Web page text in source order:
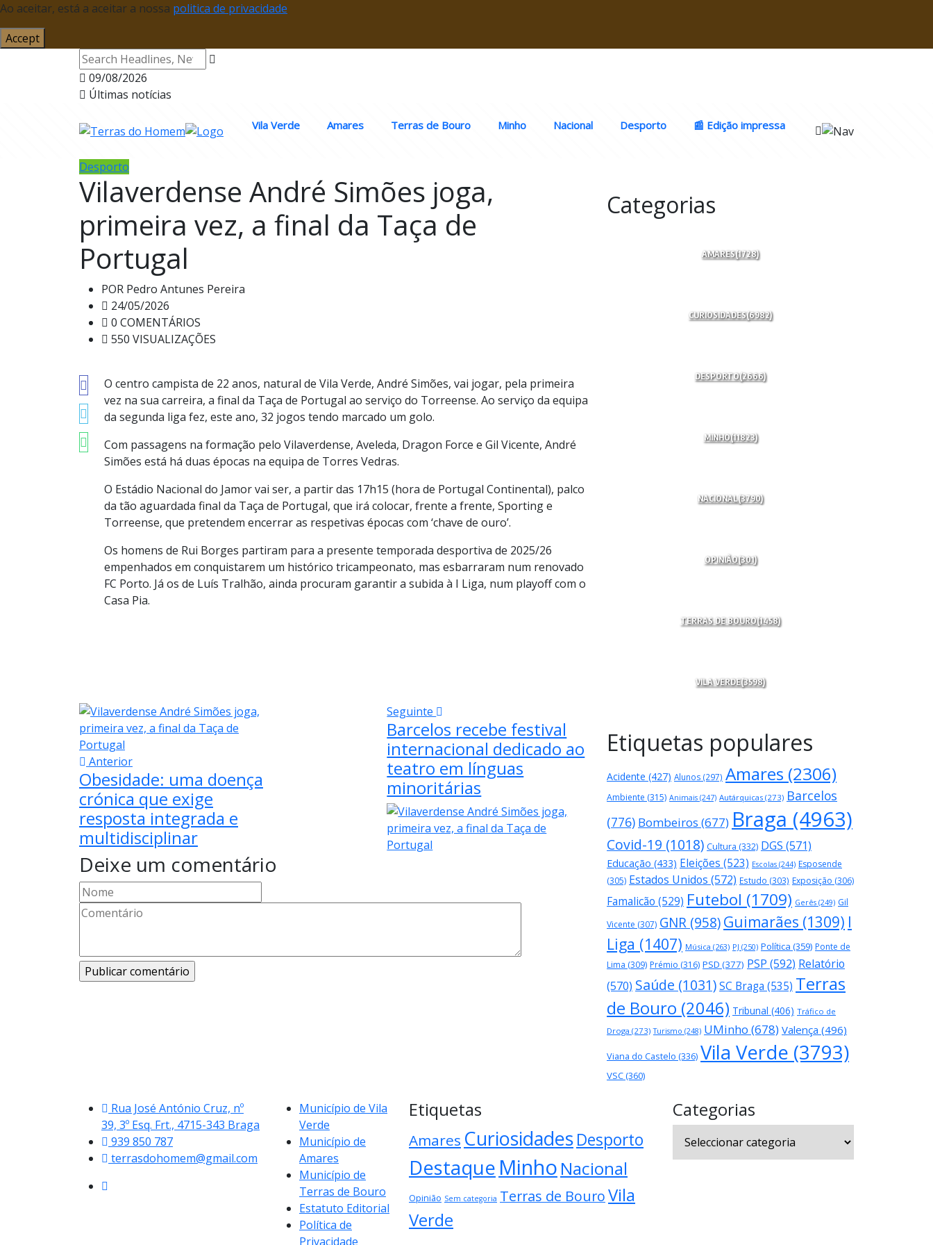
Ao aceitar, está a aceitar a nossa politica de privacidade
Accept
09/08/2026
Últimas notícias
Vila Verde Amares Terras de Bouro Minho Nacional Desporto 📰 Edição impressa
Desporto
Vilaverdense André Simões joga,
primeira vez, a final da Taça de
Portugal
POR Pedro Antunes Pereira
24/05/2026
0 COMENTÁRIOS
550 VISUALIZAÇÕES
O centro campista de 22 anos, natural de Vila Verde, André Simões, vai jogar, pela primeira
vez na sua carreira, a final da Taça de Portugal ao serviço do Torreense. Ao serviço da equipa
da segunda liga fez, este ano, 32 jogos tendo marcado um golo.
Com passagens na formação pelo Vilaverdense, Aveleda, Dragon Force e Gil Vicente, André
Simões está há duas épocas na equipa de Torres Vedras.
O Estádio Nacional do Jamor vai ser, a partir das 17h15 (hora de Portugal Continental), palco
da tão aguardada final da Taça de Portugal, que irá colocar, frente a frente, Sporting e
Torreense, que pretendem encerrar as respetivas épocas com ‘chave de ouro’.
Os homens de Rui Borges partiram para a presente temporada desportiva de 2025/26
empenhados em conquistarem um histórico tricampeonato, mas esbarraram num renovado
FC Porto. Já os de Luís Tralhão, ainda procuram garantir a subida à I Liga, num playoff com o
Casa Pia.
Anterior
Obesidade: uma doença
crónica que exige
resposta integrada e
multidisciplinar
Seguinte
Barcelos recebe festival
internacional dedicado ao
teatro em línguas
minoritárias
Deixe um comentário
Categorias
AMARES(1728)
CURIOSIDADES(6982)
DESPORTO(2666)
MINHO(11823)
NACIONAL(3790)
OPINIÃO(301)
TERRAS DE BOURO(1458)
VILA VERDE(3598)
Etiquetas populares
Acidente (427) Alunos (297) Amares (2306)
Ambiente (315) Animais (247) Autárquicas (273) Barcelos
(776) Bombeiros (677) Braga (4963)
Covid-19 (1018) Cultura (332) DGS (571)
Educação (433) Eleições (523) Escolas (244) Esposende
(305) Estados Unidos (572) Estudo (303) Exposição (306)
Famalicão (529) Futebol (1709) Gerês (249) Gil
Vicente (307) GNR (958)Guimarães (1309) I
Liga (1407) Música (263) PJ (250) Política (359) Ponte de
Lima (309) Prémio (316) PSD (377) PSP (592) Relatório
(570) Saúde (1031)SC Braga (535) Terras
de Bouro (2046) Tribunal (406) Tráfico de
Droga (273) Turismo (248) UMinho (678) Valença (496)
Viana do Castelo (336) Vila Verde (3793)
VSC(360)
Rua José António Cruz, nº
39, 3º Esq. Frt., 4715-343 Braga
939 850 787
terrasdohomem@gmail.com
Município de Vila
Verde
Município de
Amares
Município de
Terras de Bouro
Estatuto Editorial
Política de
Privacidade
Etiquetas
Amares CuriosidadesDesporto
Destaque Minho Nacional
Opinião Sem categoria Terras de BouroVila
Verde
Categorias